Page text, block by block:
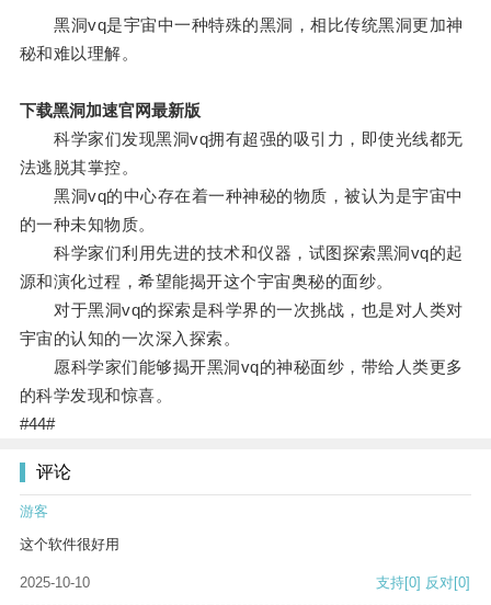
黑洞vq是宇宙中一种特殊的黑洞，相比传统黑洞更加神
秘和难以理解。
下载黑洞加速官网最新版
科学家们发现黑洞vq拥有超强的吸引力，即使光线都无
法逃脱其掌控。
黑洞vq的中心存在着一种神秘的物质，被认为是宇宙中
的一种未知物质。
科学家们利用先进的技术和仪器，试图探索黑洞vq的起
源和演化过程，希望能揭开这个宇宙奥秘的面纱。
对于黑洞vq的探索是科学界的一次挑战，也是对人类对
宇宙的认知的一次深入探索。
愿科学家们能够揭开黑洞vq的神秘面纱，带给人类更多
的科学发现和惊喜。
#44#
评论
游客
这个软件很好用
2025-10-10 支持[0] 反对[0]